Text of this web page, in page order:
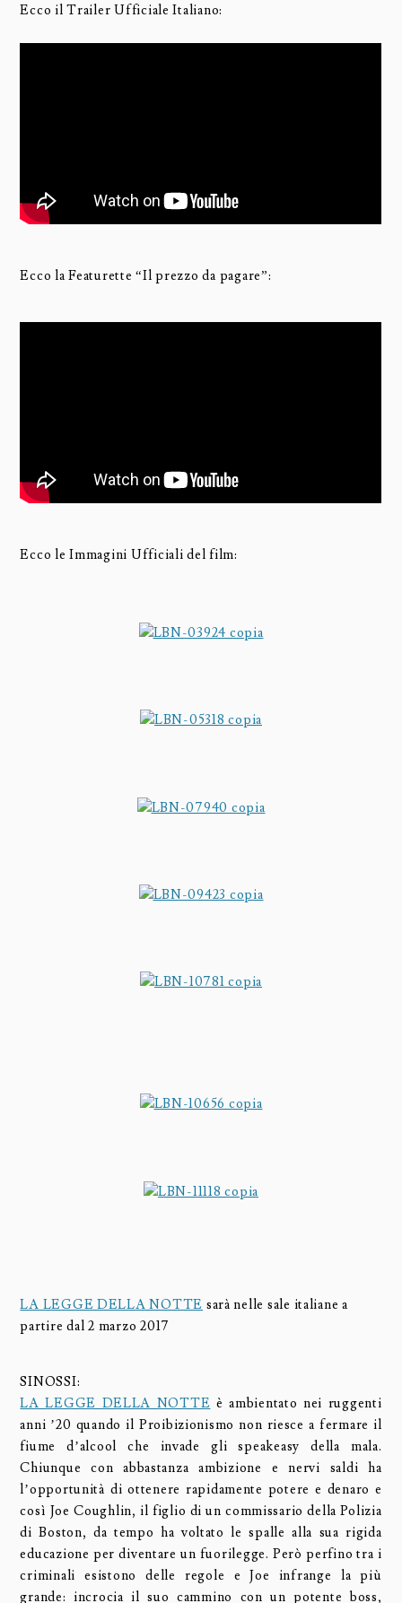
Ecco il Trailer Ufficiale Italiano:
Ecco la Featurette “Il prezzo da pagare”:
Ecco le Immagini Ufficiali del film:
LA LEGGE DELLA NOTTE sarà nelle sale italiane a
partire dal 2 marzo 2017
SINOSSI:
LA LEGGE DELLA NOTTE è ambientato nei ruggenti
anni ’20 quando il Proibizionismo non riesce a fermare il
fiume d’alcool che invade gli speakeasy della mala.
Chiunque con abbastanza ambizione e nervi saldi ha
l’opportunità di ottenere rapidamente potere e denaro e
così Joe Coughlin, il figlio di un commissario della Polizia
di Boston, da tempo ha voltato le spalle alla sua rigida
educazione per diventare un fuorilegge. Però perfino tra i
criminali esistono delle regole e Joe infrange la più
grande: incrocia il suo cammino con un potente boss,